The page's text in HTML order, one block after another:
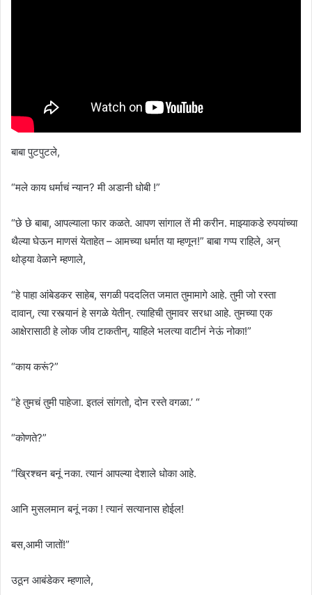
बाबा पुटपुटले,
“मले काय धर्माचं न्यान? मी अडानी धोबी !”
“छे छे बाबा, आपल्याला फार कळते. आपण सांगाल तें मी करीन. माझ्याकडे रुपयांच्या
थैल्या घेऊन माणसं येताहेत – आमच्या धर्मात या म्हणून!” बाबा गप्प राहिले, अन्
थोड्या वेळाने म्हणाले,
“हे पाहा आंबेडकर साहेब, सगळी पददलित जमात तुमामागे आहे. तुमी जो रस्ता
दावान्, त्या रस्त्यानं हे सगळे येतीन्. त्याहिची तुमावर सरधा आहे. तुमच्या एक
आक्षेरासाठी हे लोक जीव टाकतीन्, याहिले भलत्या वाटीनं नेऊं नोका!”
“काय करूं?”
“हे तुमचं तुमी पाहेजा. इतलं सांगतो, दोन रस्ते वगळा.’ “
“कोणते?”
“ख्रिश्चन बनूं नका. त्यानं आपल्या देशाले धोका आहे.
आनि मुसलमान बनूं नका ! त्यानं सत्यानास होईल!
बस,आमी जातों!”
उठून आबंडेकर म्हणाले,